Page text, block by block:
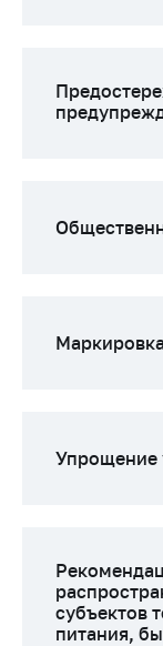
Упрощение
субъектов
питания,